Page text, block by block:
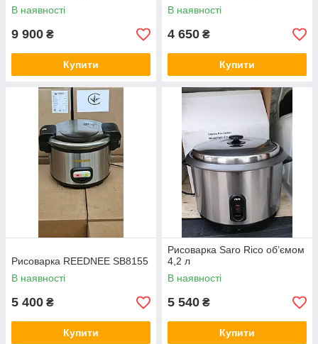
В наявності
9 900 ₴
Купити
В наявності
4 650 ₴
Купити
Рисоварка REEDNEE SB8155
В наявності
5 400 ₴
Купити
Рисоварка Saro Rico об’ємом
4,2 л
В наявності
5 540 ₴
Купити